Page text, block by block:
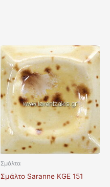
Σμάλτα
Σμάλτο Saranne KGE 151